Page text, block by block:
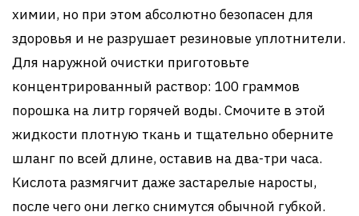
химии, но при этом абсолютно безопасен для
здоровья и не разрушает резиновые уплотнители.
Для наружной очистки приготовьте
концентрированный раствор: 100 граммов
порошка на литр горячей воды. Смочите в этой
жидкости плотную ткань и тщательно оберните
шланг по всей длине, оставив на два-три часа.
Кислота размягчит даже застарелые наросты,
после чего они легко снимутся обычной губкой.